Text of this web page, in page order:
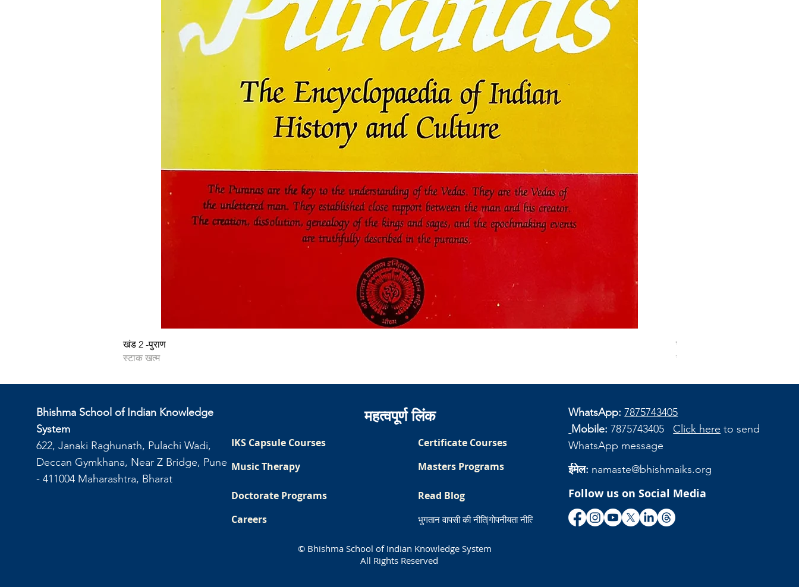
खंड 2 -पुराण
स्टाक खत्म
खंड 18 - भरत की पुकार
स्टाक खत्म
Bhishma School of Indian Knowledge
System
622, Janaki Raghunath, Pulachi Wadi,
Deccan Gymkhana, Near Z Bridge, Pune
- 411004 Maharashtra, Bharat
महत्वपूर्ण लिंक
IKS Capsule Courses
Music Therapy
Doctorate Programs
Careers
Certificate Courses
Masters Programs
Read Blog
भुगतान वापसी की नीति|गोपनीयता नीति
© Bhishma School of Indian Knowledge System
All Rights Reserved
WhatsApp: 7875743405
Mobile: 7875743405 Click here to send
WhatsApp message
ईमेल: namaste@bhishmaiks.org
Follow us on Social Media